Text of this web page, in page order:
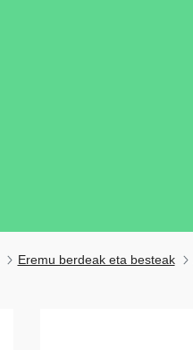
Eremu berdeak eta besteak